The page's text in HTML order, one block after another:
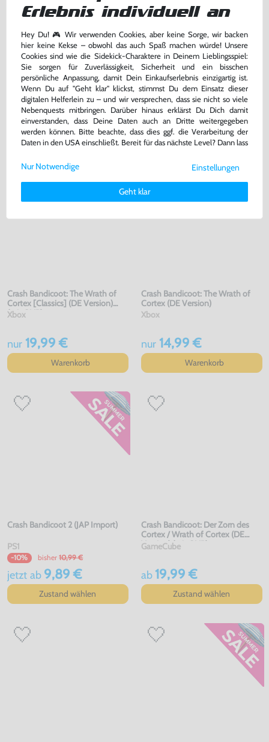
Crash Bandicoot 4 (UK Import)
USK18
PS4
-10% bisher 32,99 €
jetzt nur29,69 €
Warenkorb
Crash Bandicoot: Twinsanity (DE
Version) (mit OVP)
Xbox
nur39,99 €
Warenkorb
Crash Bandicoot: The Wrath of
Cortex [Classics] (DE Version)
(mit OVP)
Xbox
nur19,99 €
Warenkorb
Crash Bandicoot: The Wrath of
Cortex (DE Version)
Xbox
nur14,99 €
Warenkorb
Crash Bandicoot 2 (JAP Import)
PS1
-10% bisher 10,99 €
jetzt ab 9,89 €
Zustand wählen
Crash Bandicoot: Der Zorn des
Cortex / Wrath of Cortex (DE
Version) (mit OVP)
GameCube
ab 19,99 €
Zustand wählen
Erlebnis individuell an
Hey Du! 🎮 Wir verwenden Cookies, aber keine Sorge, wir backen
hier keine Kekse – obwohl das auch Spaß machen würde! Unsere
Cookies sind wie die Sidekick-Charaktere in Deinem Lieblingsspiel:
Sie sorgen für Zuverlässigkeit, Sicherheit und ein bisschen
persönliche Anpassung, damit Dein Einkaufserlebnis einzigartig ist.
Wenn Du auf "Geht klar" klickst, stimmst Du dem Einsatz dieser
digitalen Helferlein zu – und wir versprechen, dass sie nicht so viele
Nebenquests mitbringen. Darüber hinaus erklärst Du Dich damit
einverstanden, dass Deine Daten auch an Dritte weitergegeben
werden können. Bitte beachte, dass dies ggf. die Verarbeitung der
Daten in den USA einschließt. Bereit für das nächste Level? Dann lass
Weitere Informationen zu den von uns verwendeten Cookies und
Deinen Rechten als Nutzer findest Du in unsererDaten­schutz­
Impressum.
Einstellungen
Geht klar
Nur Notwendige